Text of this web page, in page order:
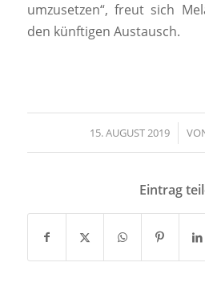
umzusetzen“, freut sich
den künftigen Austausch.
15. AUGUST 2019
/
Eintrag